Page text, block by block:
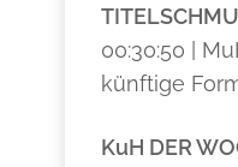
00:30:50 |
künftige
KuH DER